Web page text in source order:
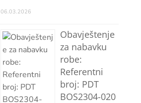
06.03.2026
Obavještenje
za nabavku
robe:
Referentni
broj: PDT
BOS2304-020